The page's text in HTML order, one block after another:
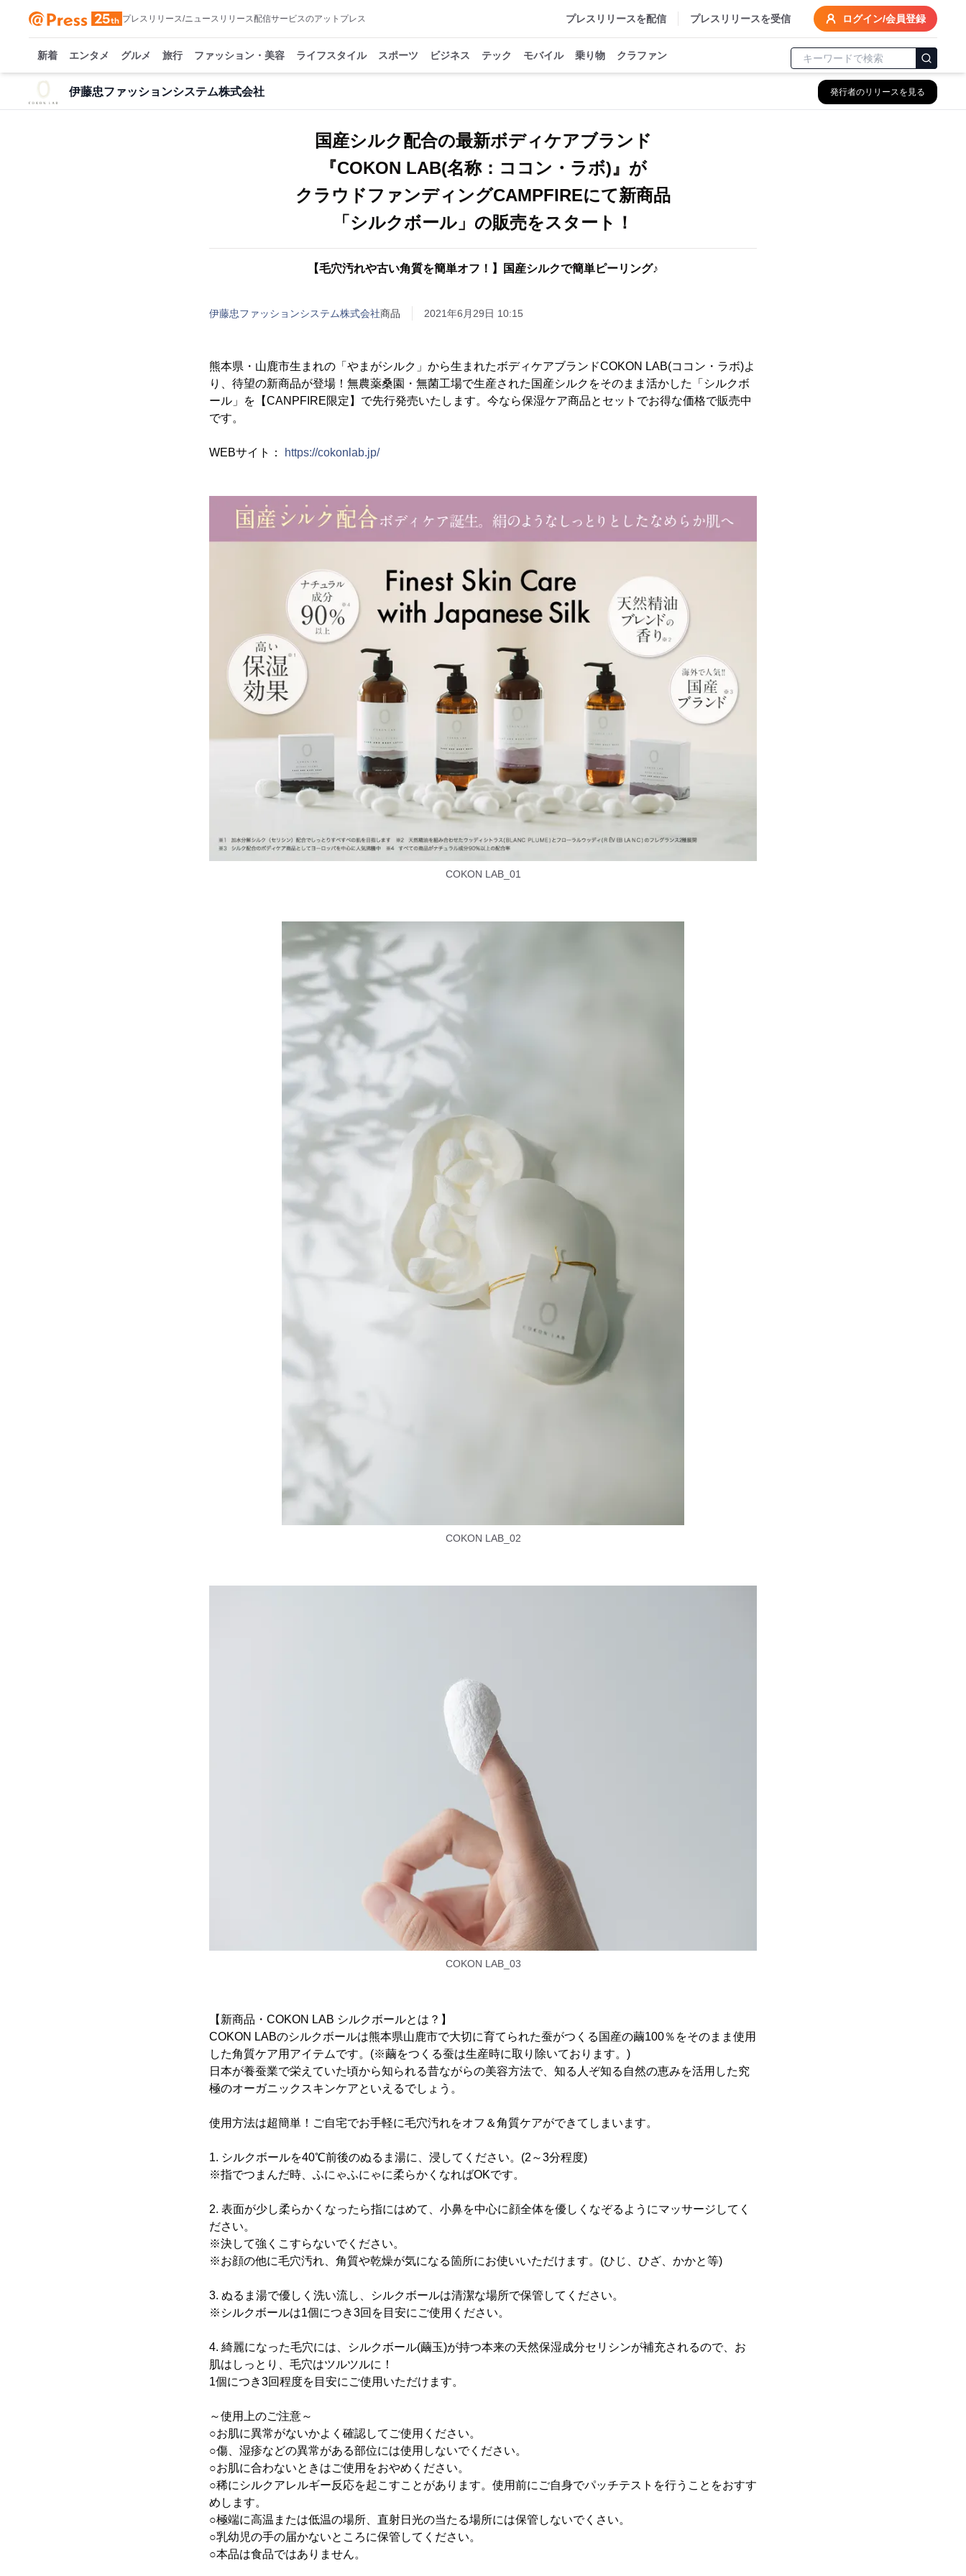
プレスリリース/ニュースリリース配信サービスのアットプレス プレスリリースを配信 プレスリリースを受信 ログイン/会員登録
新着 エンタメ グルメ 旅行 ファッション・美容 ライフスタイル スポーツ ビジネス テック モバイル 乗り物 クラファン
伊藤忠ファッションシステム株式会社 発行者のリリースを見る
国産シルク配合の最新ボディケアブランド
『COKON LAB(名称：ココン・ラボ)』が
クラウドファンディングCAMPFIREにて新商品
「シルクボール」の販売をスタート！
【毛穴汚れや古い角質を簡単オフ！】国産シルクで簡単ピーリング♪
伊藤忠ファッションシステム株式会社商品 2021年6月29日 10:15
熊本県・山鹿市生まれの「やまがシルク」から生まれたボディケアブランドCOKON LAB(ココン・ラボ)よ
り、待望の新商品が登場！無農薬桑園・無菌工場で生産された国産シルクをそのまま活かした「シルクボ
ール」を【CANPFIRE限定】で先行発売いたします。今なら保湿ケア商品とセットでお得な価格で販売中
です。
WEBサイト： https://cokonlab.jp/
COKON LAB_01
COKON LAB_02
COKON LAB_03
【新商品・COKON LAB シルクボールとは？】
COKON LABのシルクボールは熊本県山鹿市で大切に育てられた蚕がつくる国産の繭100％をそのまま使用
した角質ケア用アイテムです。(※繭をつくる蚕は生産時に取り除いております。)
日本が養蚕業で栄えていた頃から知られる昔ながらの美容方法で、知る人ぞ知る自然の恵みを活用した究
極のオーガニックスキンケアといえるでしょう。
使用方法は超簡単！ご自宅でお手軽に毛穴汚れをオフ＆角質ケアができてしまいます。
1. シルクボールを40℃前後のぬるま湯に、浸してください。(2～3分程度)
※指でつまんだ時、ふにゃふにゃに柔らかくなればOKです。
2. 表面が少し柔らかくなったら指にはめて、小鼻を中心に顔全体を優しくなぞるようにマッサージしてく
ださい。
※決して強くこすらないでください。
※お顔の他に毛穴汚れ、角質や乾燥が気になる箇所にお使いいただけます。(ひじ、ひざ、かかと等)
3. ぬるま湯で優しく洗い流し、シルクボールは清潔な場所で保管してください。
※シルクボールは1個につき3回を目安にご使用ください。
4. 綺麗になった毛穴には、シルクボール(繭玉)が持つ本来の天然保湿成分セリシンが補充されるので、お
肌はしっとり、毛穴はツルツルに！
1個につき3回程度を目安にご使用いただけます。
～使用上のご注意～
○お肌に異常がないかよく確認してご使用ください。
○傷、湿疹などの異常がある部位には使用しないでください。
○お肌に合わないときはご使用をおやめください。
○稀にシルクアレルギー反応を起こすことがあります。使用前にご自身でパッチテストを行うことをおすす
めします。
○極端に高温または低温の場所、直射日光の当たる場所には保管しないでくさい。
○乳幼児の手の届かないところに保管してください。
○本品は食品ではありません。